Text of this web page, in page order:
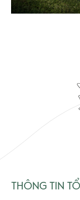
THÔNG TIN